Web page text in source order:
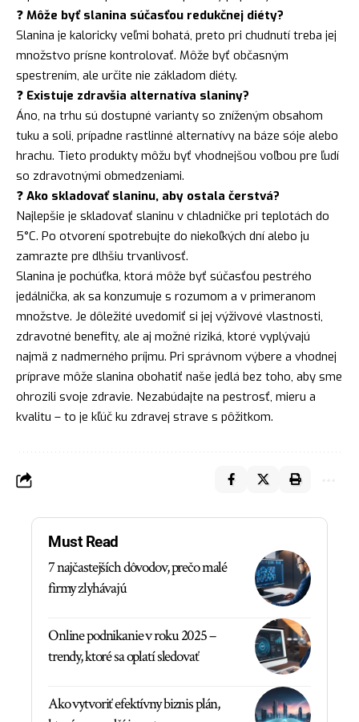
❓ Môže byť slanina súčasťou redukčnej diéty?
Slanina je kaloricky veľmi bohatá, preto pri chudnutí treba jej
množstvo prísne kontrolovať. Môže byť občasným
spestrením, ale určite nie základom diéty.
❓ Existuje zdravšia alternatíva slaniny?
Áno, na trhu sú dostupné varianty so zníženým obsahom
tuku a soli, prípadne rastlinné alternatívy na báze sóje alebo
hrachu. Tieto produkty môžu byť vhodnejšou voľbou pre ľudí
so zdravotnými obmedzeniami.
❓ Ako skladovať slaninu, aby ostala čerstvá?
Najlepšie je skladovať slaninu v chladničke pri teplotách do
5°C. Po otvorení spotrebujte do niekoľkých dní alebo ju
zamrazte pre dlhšiu trvanlivosť.
Slanina je pochúťka, ktorá môže byť súčasťou pestrého
jedálnička, ak sa konzumuje s rozumom a v primeranom
množstve. Je dôležité uvedomiť si jej výživové vlastnosti,
zdravotné benefity, ale aj možné riziká, ktoré vyplývajú
najmä z nadmerného príjmu. Pri správnom výbere a vhodnej
príprave môže slanina obohatiť naše jedlá bez toho, aby sme
ohrozili svoje zdravie. Nezabúdajte na pestrosť, mieru a
kvalitu – to je kľúč ku zdravej strave s pôžitkom.
Must Read
7 najčastejších dôvodov, prečo malé
firmy zlyhávajú
Online podnikanie v roku 2025 –
trendy, ktoré sa oplatí sledovať
Ako vytvoriť efektívny biznis plán,